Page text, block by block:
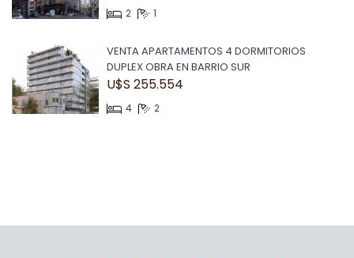
2 1
VENTA APARTAMENTOS 4 DORMITORIOS
DUPLEX OBRA EN BARRIO SUR
U$S 255.554
4 2